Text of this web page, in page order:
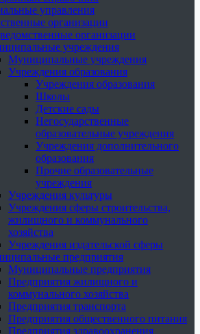
управления
организации
организации
учреждения
Муниципальные учреждения
Учреждения образования
Учреждения образования
Школы
Детские сады
Негосударственные
образовательные учреждения
Учреждения дополнительного
образования
Прочие образовательные
учреждения
Учреждения культуры
Учреждения сферы строительства,
жилищного и коммунального
хозяйства
Учреждения издательской сферы
предприятия
Муниципальные предприятия
Предприятия жилищного и
коммунального хозяйства
Предприятия транспорта
Предприятия общественного питания
Предприятия здравоохранения